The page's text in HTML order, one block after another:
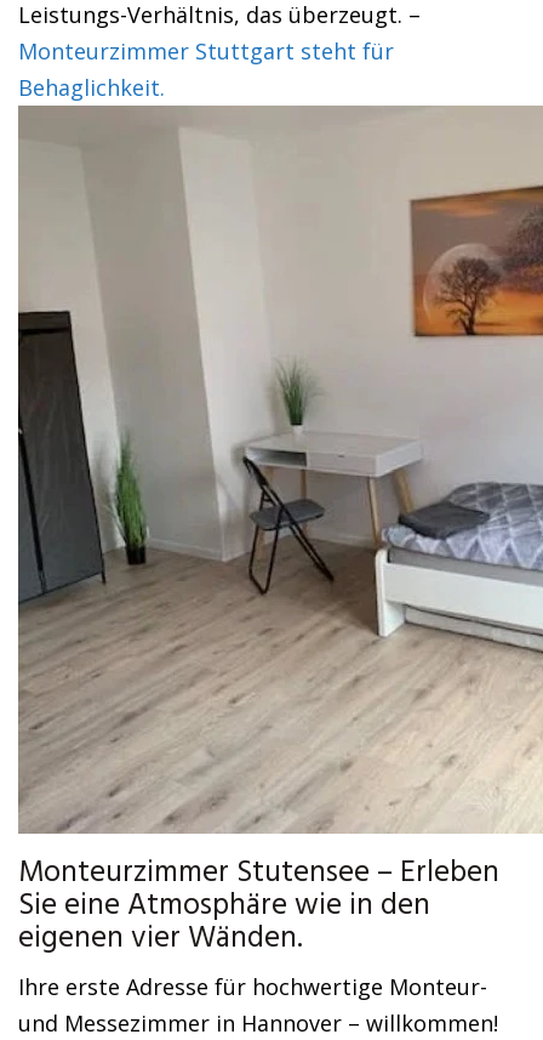
Leistungs-Verhältnis, das überzeugt. –
Monteurzimmer Stuttgart steht für
Behaglichkeit.
Monteurzimmer Stutensee – Erleben
Sie eine Atmosphäre wie in den
eigenen vier Wänden.
Ihre erste Adresse für hochwertige Monteur-
und Messezimmer in Hannover – willkommen!